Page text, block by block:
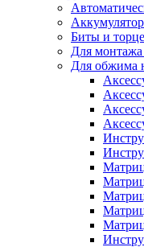
Биты и
Для монтажа
Для обжима